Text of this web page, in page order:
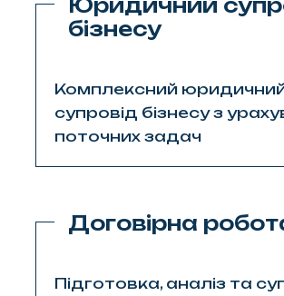
бізнесу
Комплексний
супровід бізнесу з
поточних задач
Договірна
Підготовка, аналіз та